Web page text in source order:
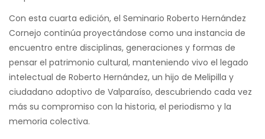
Con esta cuarta edición, el Seminario Roberto Hernández
Cornejo continúa proyectándose como una instancia de
encuentro entre disciplinas, generaciones y formas de
pensar el patrimonio cultural, manteniendo vivo el legado
intelectual de Roberto Hernández, un hijo de Melipilla y
ciudadano adoptivo de Valparaíso, descubriendo cada vez
más su compromiso con la historia, el periodismo y la
memoria colectiva.